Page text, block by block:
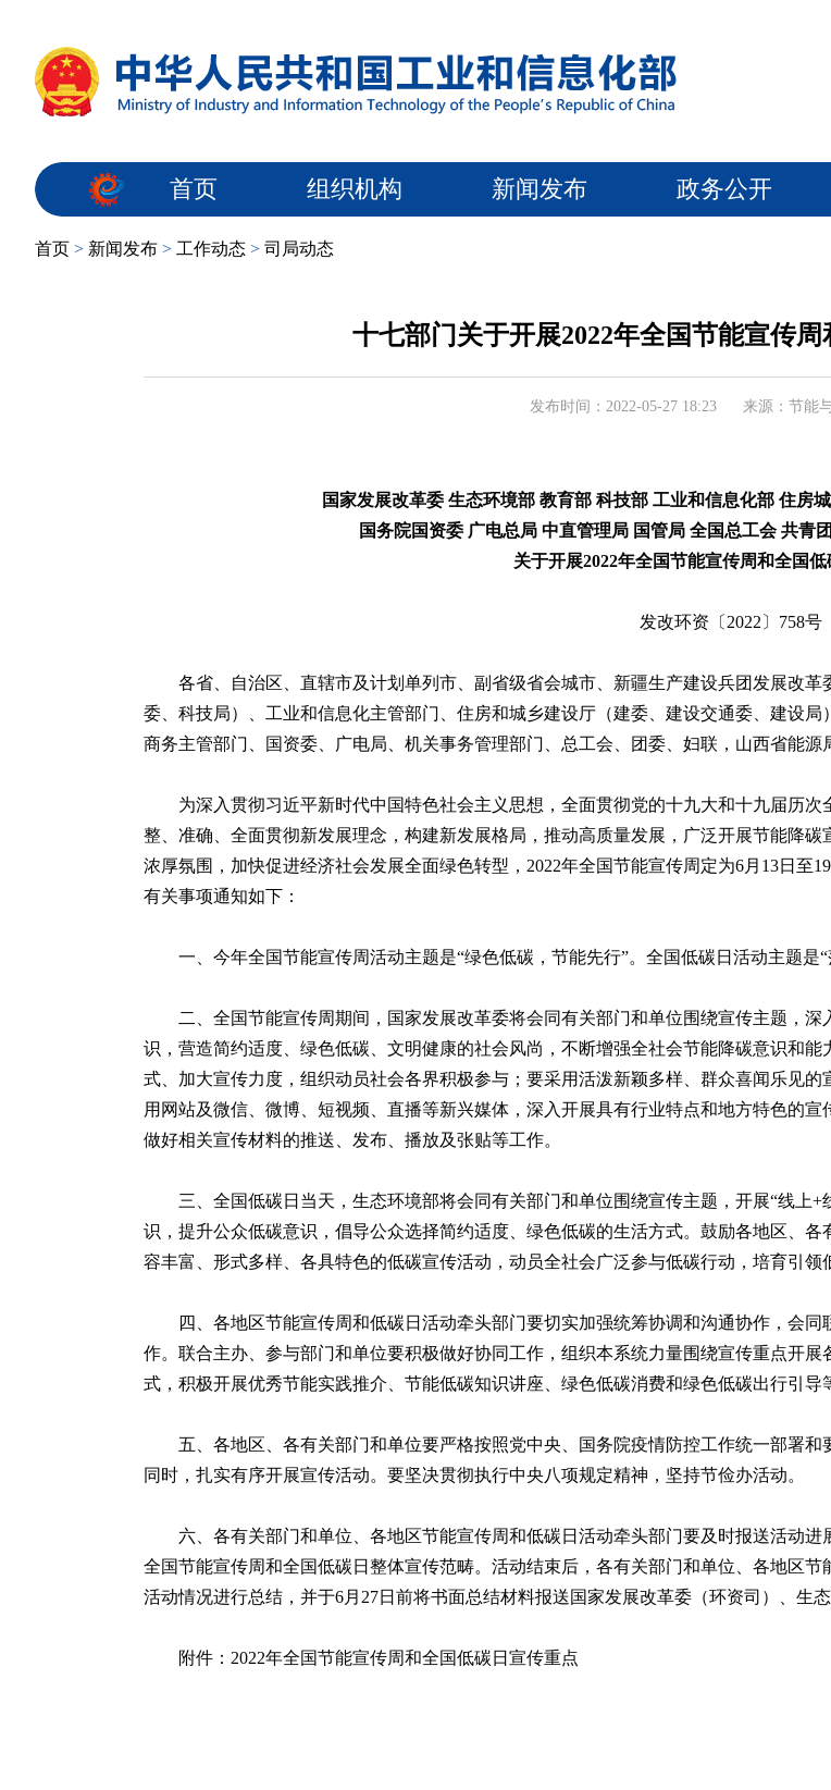
首页 组织机构 新闻发布 政务公开
首页 > 新闻发布 > 工作动态 > 司局动态
十七部门关于开展2022年全国节能宣传
发布时间：2022-05-27 18:23 来源：节能
国家发展改革委 生态环境部 教育部 科技部 工业和信息化部 住房
国务院国资委 广电总局 中直管理局 国管局 全国总工会 共青
关于开展2022年全国节能宣传周和全国
发改环资〔2022〕758号
各省、自治区、直辖市及计划单列市、副省级省会城市、新疆生产建设兵团发展改
委、科技局）、工业和信息化主管部门、住房和城乡建设厅（建委、建设交通委、建设
商务主管部门、国资委、广电局、机关事务管理部门、总工会、团委、妇联，山西省能源
为深入贯彻习近平新时代中国特色社会主义思想，全面贯彻党的十九大和十九届历
整、准确、全面贯彻新发展理念，构建新发展格局，推动高质量发展，广泛开展节能降
浓厚氛围，加快促进经济社会发展全面绿色转型，2022年全国节能宣传周定为6月13日至
有关事项通知如下：
一、今年全国节能宣传周活动主题是“绿色低碳，节能先行”。全国低碳日活动主题是“
二、全国节能宣传周期间，国家发展改革委将会同有关部门和单位围绕宣传主题，
识，营造简约适度、绿色低碳、文明健康的社会风尚，不断增强全社会节能降碳意识和
式、加大宣传力度，组织动员社会各界积极参与；要采用活泼新颖多样、群众喜闻乐见
用网站及微信、微博、短视频、直播等新兴媒体，深入开展具有行业特点和地方特色的
做好相关宣传材料的推送、发布、播放及张贴等工作。
三、全国低碳日当天，生态环境部将会同有关部门和单位围绕宣传主题，开展“线上
识，提升公众低碳意识，倡导公众选择简约适度、绿色低碳的生活方式。鼓励各地区、
容丰富、形式多样、各具特色的低碳宣传活动，动员全社会广泛参与低碳行动，培育引领
四、各地区节能宣传周和低碳日活动牵头部门要切实加强统筹协调和沟通协作，会
作。联合主办、参与部门和单位要积极做好协同工作，组织本系统力量围绕宣传重点开
式，积极开展优秀节能实践推介、节能低碳知识讲座、绿色低碳消费和绿色低碳出行引
五、各地区、各有关部门和单位要严格按照党中央、国务院疫情防控工作统一部署
同时，扎实有序开展宣传活动。要坚决贯彻执行中央八项规定精神，坚持节俭办活动。
六、各有关部门和单位、各地区节能宣传周和低碳日活动牵头部门要及时报送活动
全国节能宣传周和全国低碳日整体宣传范畴。活动结束后，各有关部门和单位、各地区
活动情况进行总结，并于6月27日前将书面总结材料报送国家发展改革委（环资司）、生态
附件：2022年全国节能宣传周和全国低碳日宣传重点